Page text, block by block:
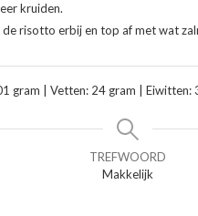
kruiden.
risotto erbij en top af met wat
gram | Vetten: 24 gram | Eiwitten:
TREFWOORD
Makkelijk